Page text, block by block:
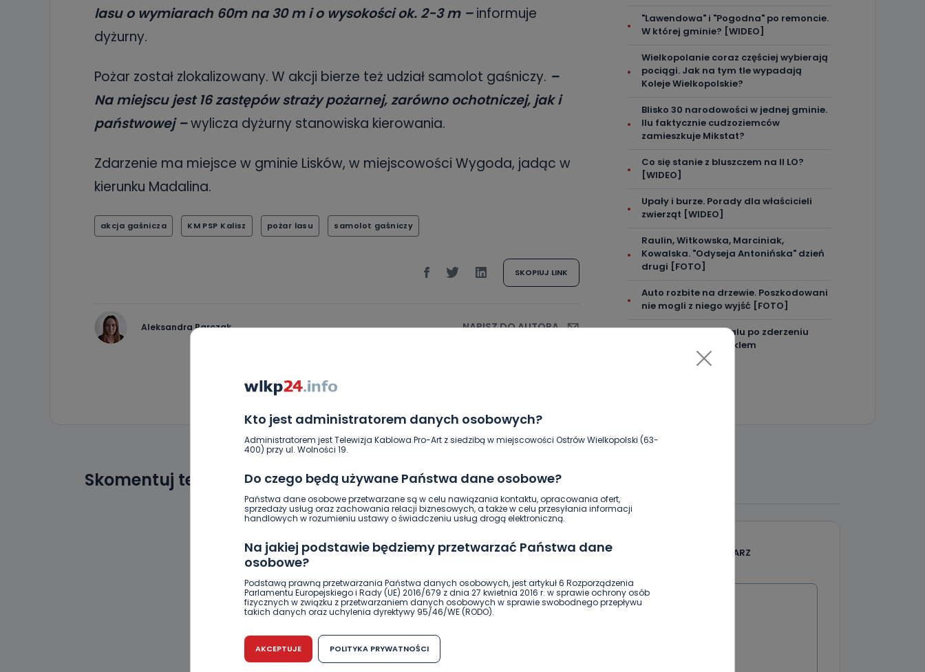
Kto jest administratorem danych osobowych?
Administratorem jest Telewizja Kablowa Pro-Art z siedzibą w miejscowości Ostrów Wielkopolski (63-
400) przy ul. Wolności 19.
Do czego będą używane Państwa dane osobowe?
Państwa dane osobowe przetwarzane są w celu nawiązania kontaktu, opracowania ofert,
sprzedaży usług oraz zachowania relacji biznesowych, a także w celu przesyłania informacji
handlowych w rozumieniu ustawy o świadczeniu usług drogą elektroniczną.
Na jakiej podstawie będziemy przetwarzać Państwa dane
osobowe?
Podstawą prawną przetwarzania Państwa danych osobowych, jest artykuł 6 Rozporządzenia
Parlamentu Europejskiego i Rady (UE) 2016/679 z dnia 27 kwietnia 2016 r. w sprawie ochrony osób
fizycznych w związku z przetwarzaniem danych osobowych w sprawie swobodnego przepływu
takich danych oraz uchylenia dyrektywy 95/46/WE (RODO).
Czy jest możliwość cofnięcia zgody?
Podanie danych osobowych jest dobrowolne, nie jest wymogiem ustawowym lub umownym oraz
AKCEPTUJE POLITYKA PRYWATNOŚCI
lasu o wymiarach 60m na 30 m i o wysokości ok. 2-3 m – informuje
dyżurny.
Pożar został zlokalizowany. W akcji bierze też udział samolot gaśniczy. –
Na miejscu jest 16 zastępów straży pożarnej, zarówno ochotniczej, jak i
państwowej –wylicza dyżurny stanowiska kierowania.
Zdarzenie ma miejsce w gminie Lisków, w miejscowości Wygoda, jadąc w
kierunku Madalina.
akcja gaśnicza KM PSP Kalisz pożar lasu samolot gaśniczy
SKOPIUJ LINK
Aleksandra Barczak NAPISZ DO AUTORA
"Lawendowa" i "Pogodna" po remoncie.
W której gminie? [WIDEO]
Wielkopolanie coraz częściej wybierają
pociągi. Jak na tym tle wypadają
Koleje Wielkopolskie?
Blisko 30 narodowości w jednej gminie.
Ilu faktycznie cudzoziemców
zamieszkuje Mikstat?
Co się stanie z bluszczem na II LO?
[WIDEO]
Upały i burze. Porady dla właścicieli
zwierząt [WIDEO]
Raulin, Witkowska, Marciniak,
Kowalska. "Odyseja Antonińska" dzień
drugi [FOTO]
Auto rozbite na drzewie. Poszkodowani
nie mogli z niego wyjść [FOTO]
Nastolatek w szpitalu po zderzeniu
osobówki z motocyklem
Skomentuj ten wpis jako pierwszy!
DODAJ SWÓJ KOMENTARZ
Wiadomość